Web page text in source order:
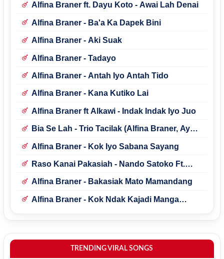
Alfina Braner ft. Dayu Koto - Awai Lah Denai
Alfina Braner - Ba'a Ka Dapek Bini
Alfina Braner - Aki Suak
Alfina Braner - Tadayo
Alfina Braner - Antah Iyo Antah Tido
Alfina Braner - Kana Kutiko Lai
Alfina Braner ft Alkawi - Indak Indak Iyo Juo
Bia Se Lah - Trio Tacilak (Alfina Braner, Ayu
Alfina Braner - Kok Iyo Sabana Sayang
Raso Kanai Pakasiah - Nando Satoko Ft.
Alfina Braner - Bakasiak Mato Mamandang
Alfina Braner - Kok Ndak Kajadi Manga
TRENDING VIRAL SONGS